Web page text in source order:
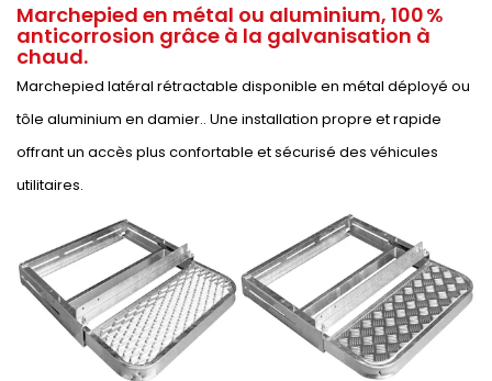
Marchepied en métal ou aluminium, 100 %
anticorrosion grâce à la galvanisation à
chaud.
Marchepied latéral rétractable disponible en métal déployé ou
tôle aluminium en damier.. Une installation propre et rapide
offrant un accès plus confortable et sécurisé des véhicules
utilitaires.